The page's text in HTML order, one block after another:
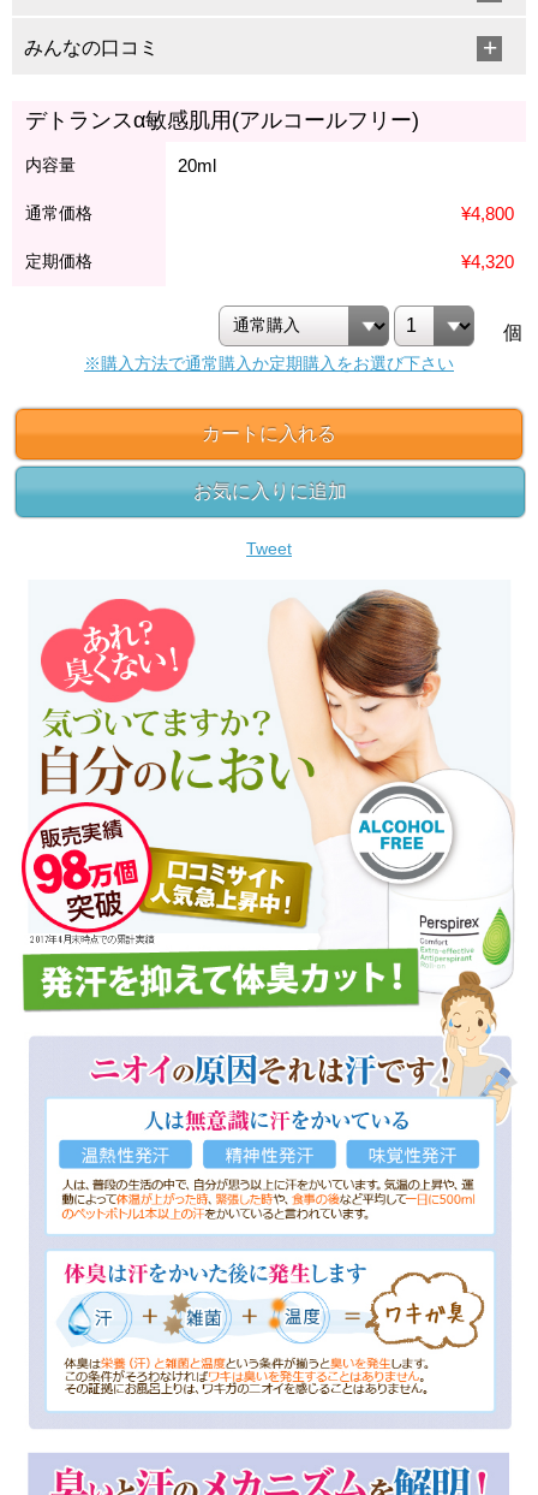
みんなの口コミ
デトランスα敏感肌用(アルコールフリー)
内容量 20ml
通常価格 ¥4,800
定期価格 ¥4,320
個
※購入方法で通常購入か定期購入をお選び下さい
カートに入れる
お気に入りに追加
Tweet